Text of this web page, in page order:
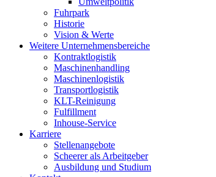
Fuhrpark
Historie
Vision & Werte
Weitere Unternehmensbereiche
Kontraktlogistik
Maschinenhandling
Maschinenlogistik
Transportlogistik
KLT-Reinigung
Fulfillment
Inhouse-Service
Karriere
Stellenangebote
Scheerer als Arbeitgeber
Ausbildung und Studium